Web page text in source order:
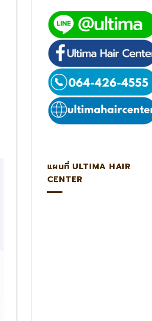
แผนที่ ULTIMA HAIR
CENTER